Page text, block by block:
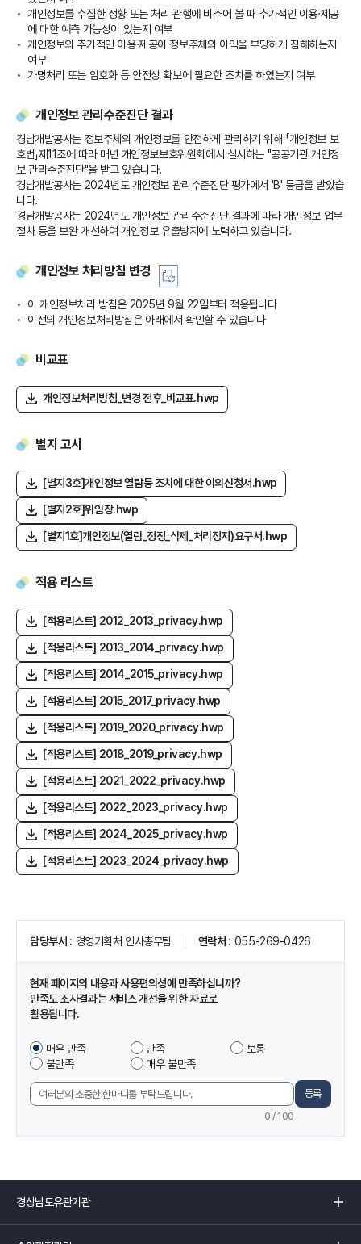
개인정보를 수집한 정황 또는 처리 관행에 비추어 볼 때 추가적인 이용·제공
에 대한 예측 가능성이 있는지 여부
개인정보의 추가적인 이용·제공이 정보주체의 이익을 부당하게 침해하는지
여부
가명처리 또는 암호화 등 안전성 확보에 필요한 조치를 하였는지 여부
개인정보 관리수준진단 결과
경남개발공사는 정보주체의 개인정보를 안전하게 관리하기 위해 「개인정보 보
호법」제11조에 따라 매년 개인정보보호위원회에서 실시하는 "공공기관 개인정
보 관리수준진단"을 받고 있습니다.
경남개발공사는 2024년도 개인정보 관리수준진단 평가에서 'B' 등급을 받았습
니다.
경남개발공사는 2024년도 개인정보 관리수준진단 결과에 따라 개인정보 업무
절차 등을 보완 개선하여 개인정보 유출방지에 노력하고 있습니다.
개인정보 처리방침 변경
이 개인정보처리 방침은 2025년 9월 22일부터 적용됩니다
이전의 개인정보처리방침은 아래에서 확인할 수 있습니다
비교표
개인정보처리방침_변경 전후_비교표.hwp
별지 고시
[별지3호]개인정보 열람등 조치에 대한 이의신청서.hwp
[별지2호]위임장.hwp
[별지1호]개인정보(열람_정정_삭제_처리정지)요구서.hwp
적용 리스트
[적용리스트] 2012_2013_privacy.hwp
[적용리스트] 2013_2014_privacy.hwp
[적용리스트] 2014_2015_privacy.hwp
[적용리스트] 2015_2017_privacy.hwp
[적용리스트] 2019_2020_privacy.hwp
[적용리스트] 2018_2019_privacy.hwp
[적용리스트] 2021_2022_privacy.hwp
[적용리스트] 2022_2023_privacy.hwp
[적용리스트] 2024_2025_privacy.hwp
[적용리스트] 2023_2024_privacy.hwp
담당부서 경영기획처 인사총무팀 연락처 055-269-0426
현재 페이지의 내용과 사용편의성에 만족하십니까?
만족도 조사결과는 서비스 개선을 위한 자료로
활용됩니다.
이
페
에
제
정
매우 만족 만족
보통
불만족
매우 불만족
의
0 / 100
등록